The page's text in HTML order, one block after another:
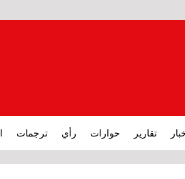
تقارير حوارات رأي ترجمات